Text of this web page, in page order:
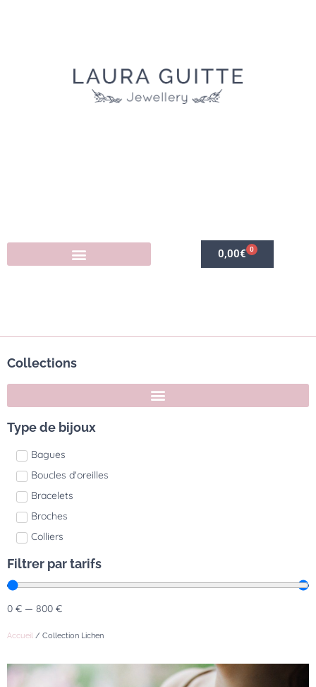
0,00€ 0
Collections
Type de bijoux
Bagues
Boucles d'oreilles
Bracelets
Broches
Colliers
Filtrer par tarifs
0 € — 800 €
Accueil / Collection Lichen